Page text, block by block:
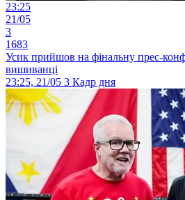
23:25
21/05
3
1683
Усик прийшов на фінальну прес-
вишиванці
23:25, 21/05 3 Кадр дня